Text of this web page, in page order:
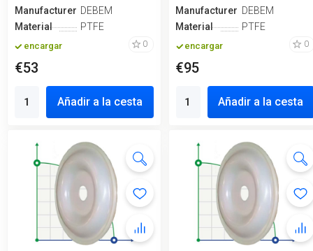
ManufactureroDEBEM
Material
PTFE
encargar 0
€53
Añadir a la cesta
ManufactureroDEBEM
Material
PTFE
encargar 0
€95
Añadir a la cesta